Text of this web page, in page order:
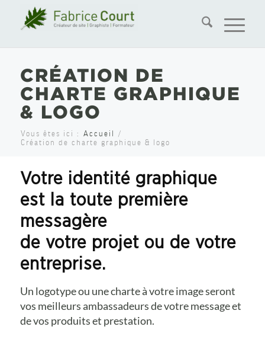
CRÉATION DE
CHARTE GRAPHIQUE
& LOGO
Vous êtes ici : Accueil /
Création de charte graphique & logo
Votre identité graphique
est la toute première
messagère
de votre projet ou de votre
entreprise.
Un logotype ou une charte à votre image seront
vos meilleurs ambassadeurs de votre message et
de vos produits et prestation.